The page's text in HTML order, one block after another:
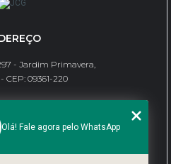
- Jardim Primavera,
CEP: 09361-220
95462-8630
Olá! Fale agora pelo WhatsApp